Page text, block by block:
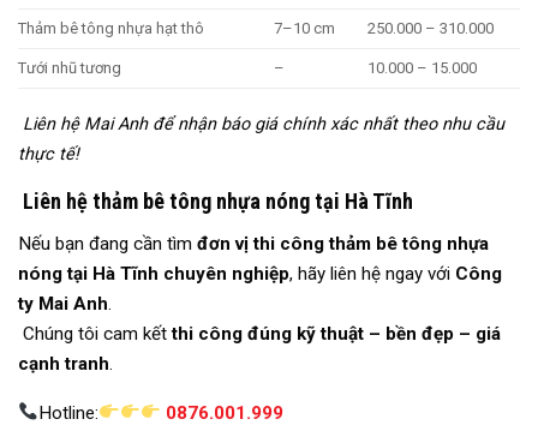
Thảm bê tông nhựa hạt thô 7–10 cm 250.000 – 310.000
Tưới nhũ tương – 10.000 – 15.000
Liên hệ Mai Anh để nhận báo giá chính xác nhất theo nhu cầu
thực tế!
Liên hệ thảm bê tông nhựa nóng tại Hà Tĩnh
Nếu bạn đang cần tìm đơn vị thi công thảm bê tông nhựa
nóng tại Hà Tĩnh chuyên nghiệp, hãy liên hệ ngay với Công
ty Mai Anh.
Chúng tôi cam kếtthi công đúng kỹ thuật – bền đẹp – giá
cạnh tranh.
Hotline: 0876.001.999